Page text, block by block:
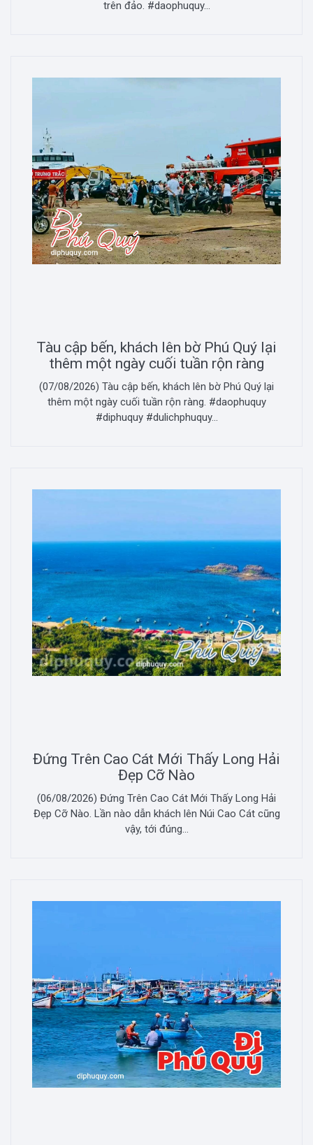
trên đảo. #daophuquy...
Tàu cập bến, khách lên bờ Phú Quý lại
thêm một ngày cuối tuần rộn ràng
(07/08/2026) Tàu cập bến, khách lên bờ Phú Quý lại
thêm một ngày cuối tuần rộn ràng. #daophuquy
#diphuquy #dulichphuquy...
Đứng Trên Cao Cát Mới Thấy Long Hải
Đẹp Cỡ Nào
(06/08/2026) Đứng Trên Cao Cát Mới Thấy Long Hải
Đẹp Cỡ Nào. Lần nào dẫn khách lên Núi Cao Cát cũng
vậy, tới đúng...